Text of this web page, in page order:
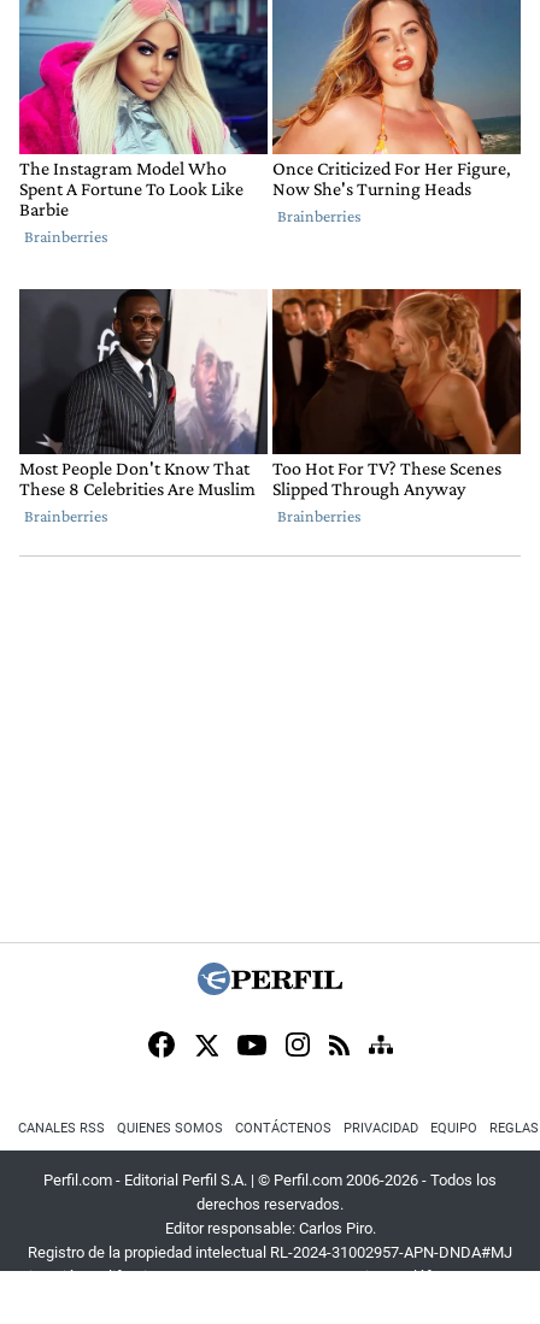
CANALES RSS QUIENES SOMOS CONTÁCTENOS PRIVACIDAD EQUIPO
Perfil.com - Editorial Perfil S.A. | © Perfil.com 2006-2026 - Todos los
derechos reservados.
Editor responsable: Carlos Piro.
Registro de la propiedad intelectual RL-2024-31002957-APN-DNDA#MJ
Dirección:California 2715,C1289ABI,CABA, Argentina| Teléfono:+54 9 11